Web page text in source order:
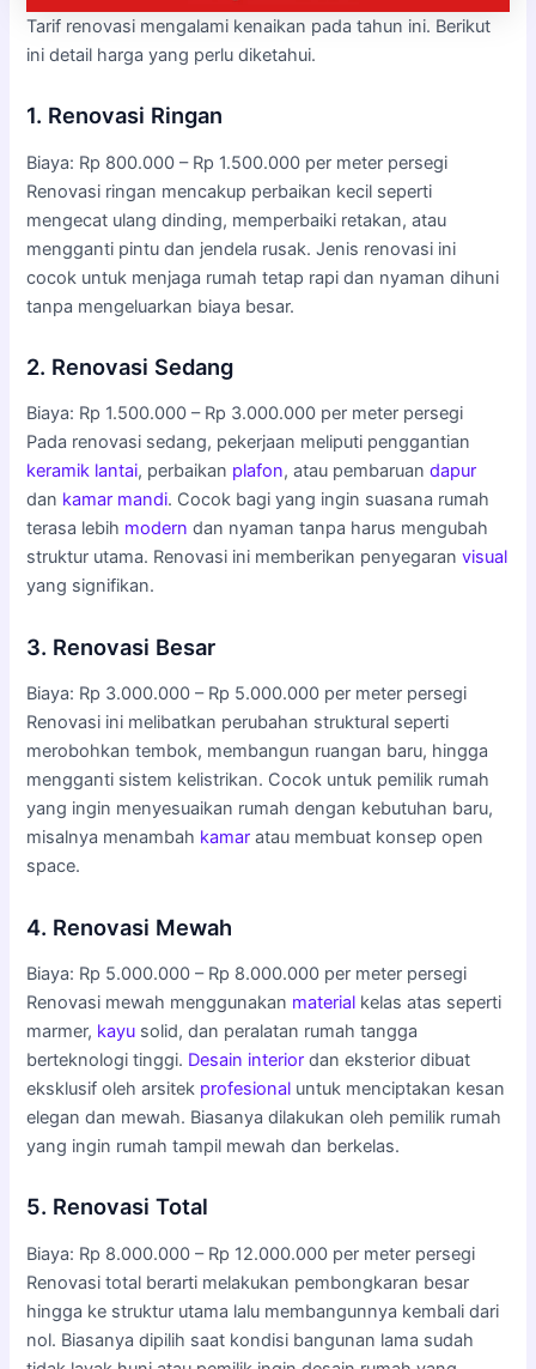
Tarif renovasi mengalami kenaikan pada tahun ini. Berikut
ini detail harga yang perlu diketahui.
1. Renovasi Ringan
Biaya: Rp 800.000 – Rp 1.500.000 per meter persegi
Renovasi ringan mencakup perbaikan kecil seperti
mengecat ulang dinding, memperbaiki retakan, atau
mengganti pintu dan jendela rusak. Jenis renovasi ini
cocok untuk menjaga rumah tetap rapi dan nyaman dihuni
tanpa mengeluarkan biaya besar.
2. Renovasi Sedang
Biaya: Rp 1.500.000 – Rp 3.000.000 per meter persegi
Pada renovasi sedang, pekerjaan meliputi penggantian
keramik lantai, perbaikan plafon, atau pembaruandapur
dan kamar mandi. Cocok bagi yang ingin suasana rumah
terasa lebih modern dan nyaman tanpa harus mengubah
struktur utama. Renovasi ini memberikan penyegaranvisual
yang signifikan.
3. Renovasi Besar
Biaya: Rp 3.000.000 – Rp 5.000.000 per meter persegi
Renovasi ini melibatkan perubahan struktural seperti
merobohkan tembok, membangun ruangan baru, hingga
mengganti sistem kelistrikan. Cocok untuk pemilik rumah
yang ingin menyesuaikan rumah dengan kebutuhan baru,
misalnya menambah kamar atau membuat konsep open
space.
4. Renovasi Mewah
Biaya: Rp 5.000.000 – Rp 8.000.000 per meter persegi
Renovasi mewah menggunakan material kelas atas seperti
marmer, kayu solid, dan peralatan rumah tangga
berteknologi tinggi. Desain interior dan eksterior dibuat
eksklusif oleh arsitek profesional untuk menciptakan kesan
elegan dan mewah. Biasanya dilakukan oleh pemilik rumah
yang ingin rumah tampil mewah dan berkelas.
5. Renovasi Total
Biaya: Rp 8.000.000 – Rp 12.000.000 per meter persegi
Renovasi total berarti melakukan pembongkaran besar
hingga ke struktur utama lalu membangunnya kembali dari
nol. Biasanya dipilih saat kondisi bangunan lama sudah